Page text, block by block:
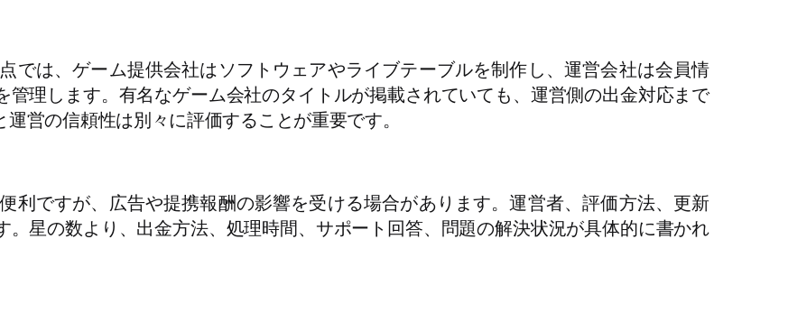
では、ゲーム提供会社はソフトウェアやライブテーブルを制作し、運営会社は会員情
理します。有名なゲーム会社のタイトルが掲載されていても、運営側の出金対応まで
営の信頼性は別々に評価することが重要です。
利ですが、広告や提携報酬の影響を受ける場合があります。運営者、評価方法、更新
。星の数より、出金方法、処理時間、サポート回答、問題の解決状況が具体的に書かれ